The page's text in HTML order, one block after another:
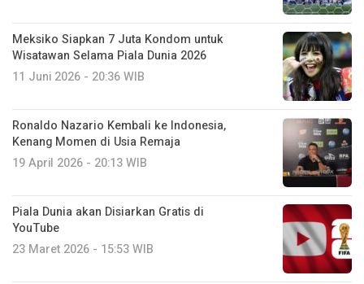
Meksiko Siapkan 7 Juta Kondom untuk
Wisatawan Selama Piala Dunia 2026
11 Juni 2026 - 20:36 WIB
Ronaldo Nazario Kembali ke Indonesia,
Kenang Momen di Usia Remaja
19 April 2026 - 20:13 WIB
Piala Dunia akan Disiarkan Gratis di
YouTube
23 Maret 2026 - 15:53 WIB